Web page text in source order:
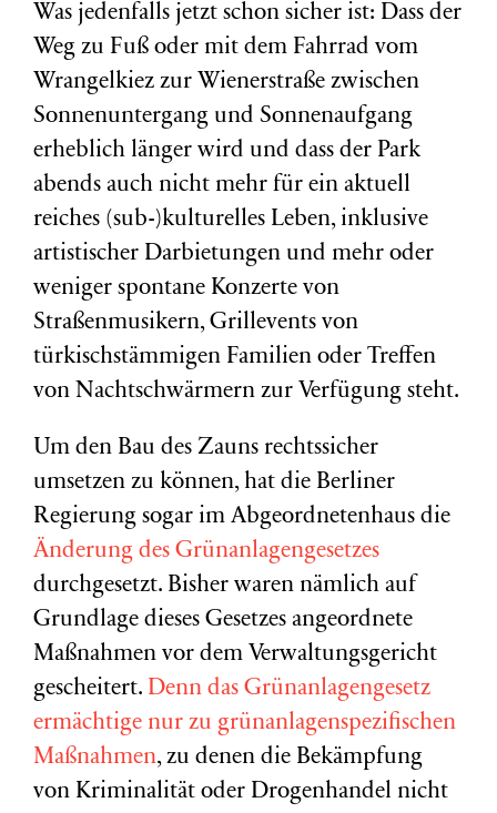
Was jedenfalls jetzt schon sicher ist: Dass der
Weg zu Fuß oder mit dem Fahrrad vom
Wrangelkiez zur Wienerstraße zwischen
Sonnenuntergang und Sonnenaufgang
erheblich länger wird und dass der Park
abends auch nicht mehr für ein aktuell
reiches (sub-)kulturelles Leben, inklusive
artistischer Darbietungen und mehr oder
weniger spontane Konzerte von
Straßenmusikern, Grillevents von
türkischstämmigen Familien oder Treffen
von Nachtschwärmern zur Verfügung steht.
Um den Bau des Zauns rechtssicher
umsetzen zu können, hat die Berliner
Regierung sogar im Abgeordnetenhaus die
Änderung des Grünanlagengesetzes
durchgesetzt. Bisher waren nämlich auf
Grundlage dieses Gesetzes angeordnete
Maßnahmen vor dem Verwaltungsgericht
gescheitert. Denn das Grünanlagengesetz
ermächtige nur zu grünanlagenspezifischen
Maßnahmen, zu denen die Bekämpfung
von Kriminalität oder Drogenhandel nicht